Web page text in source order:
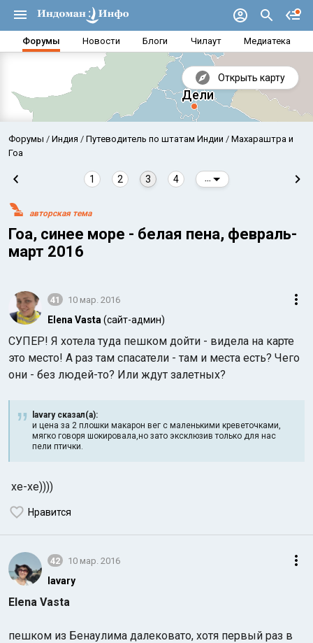
Форумы Новости Блоги Чилаут Медиатека
Открыть карту
Индийский океан
Форумы Индия Путеводитель по штатам Индии
Махараштра и
Гоа
1 2 3 4
авторская тема
Гоа, синее море - белая пена, февраль-
март 2016
41 10 мар. 2016
Elena Vasta (сайт-админ)
СУПЕР! Я хотела туда пешком дойти - видела на карте
это место! А раз там спасатели - там и места есть? Чего
они - без людей-то? Или ждут залетных?
lavary сказал(а):
и цена за 2 плошки макарон вег с маленькими креветочками,
мягко говоря шокировала,но зато эксклюзив только для нас
пели птички.
хе-хе))))
Нравится
42 10 мар. 2016
lavary
Elena Vasta
пешком из Бенаулима далековато, хотя первый раз в